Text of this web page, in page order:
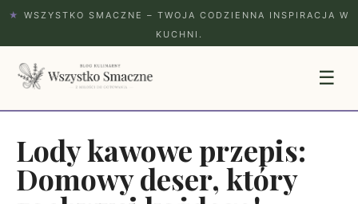
★
WSZYSTKO SMACZNE – TWOJA CODZIENNA INSPIRACJA W
KUCHNI.
☰
Lody kawowe przepis:
Domowy deser, który